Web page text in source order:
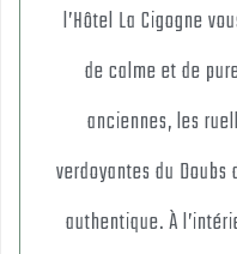
l’Hôtel La Cigogne
de calme et de
anciennes, les
verdoyantes du
authentique. À